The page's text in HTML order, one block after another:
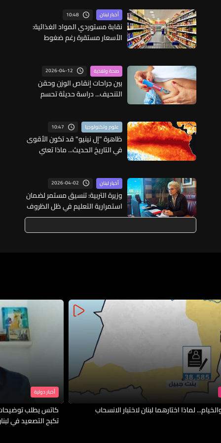
أخبار لبنان 10:48
نقابة مستوردي المواد الغذائية:
الأسعار مستقرة رغم ضغوط
صحة وتغذية 2026-04-12
بين جراحات إنقاص الوزن وحقن
التنحيف... دراسة حديثة تحسم
علوم وتكنولوجيا 10:47
ظاهرة "إل نينيو" قد تكون الأقوى
في التاريخ الحديث... ماذا تعني
أخبار لبنان 2026-04-02
وزيرة التربية: تنسيق مستمر لضمان
استمرارية التعليم في ظل الظروف
الاستثنائية
لماذا اختارهما لبنان لاختبار الانسحاب
أخبار دولية
كاتس يطلب
تكبح التصعيد في